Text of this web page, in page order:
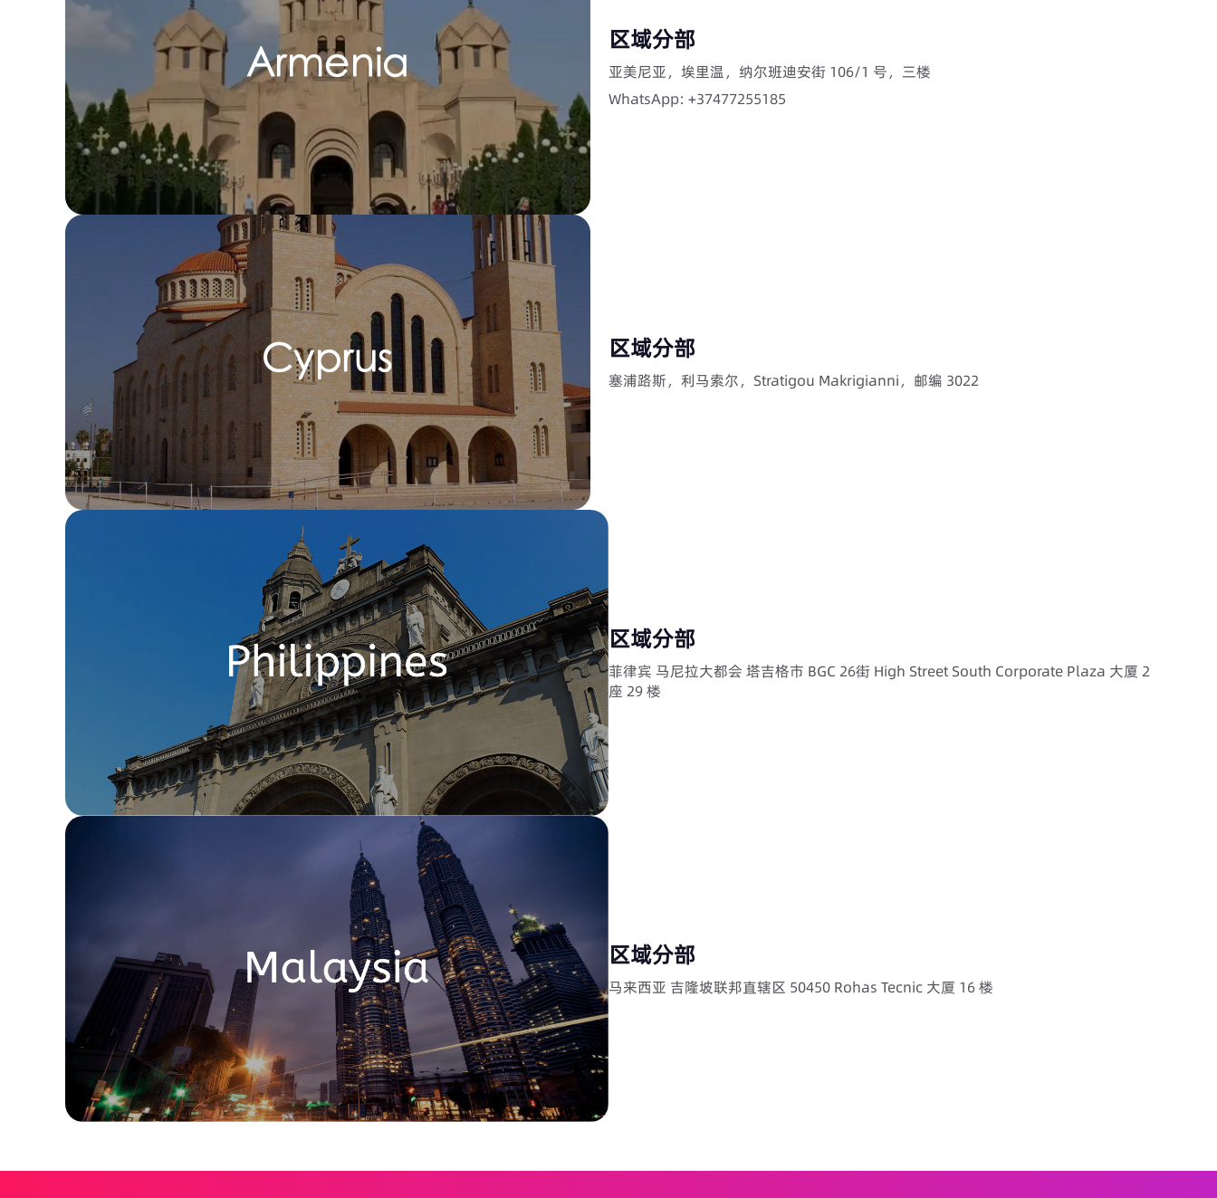
区域分部
亚美尼亚，埃里温，纳尔班迪安街 106/1 号，三楼
WhatsApp: +37477255185
区域分部
塞浦路斯，利马索尔，Stratigou Makrigianni，邮编 3022
区域分部
菲律宾 马尼拉大都会 塔吉格市 BGC 26街 High Street South Corporate Plaza 大厦 2
座 29 楼
区域分部
马来西亚 吉隆坡联邦直辖区 50450 Rohas Tecnic 大厦 16 楼